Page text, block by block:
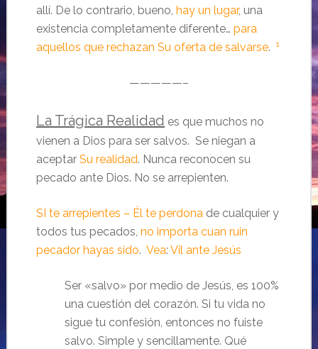
allí. De lo contrario, bueno, hay un lugar, una
existencia completamente diferente… para
aquellos que rechazan Su oferta de salvarse. 1
—————–
La Trágica Realidad es que muchos no
vienen a Dios para ser salvos. Se niegan a
aceptar Su realidad. Nunca reconocen su
pecado ante Dios. No se arrepienten.
SI te arrepientes – Él te perdonade cualquier y
todos tus pecados, no importa cuan ruin
pecador hayas sido. Vea: Vil ante Jesús
Ser «salvo» por medio de Jesús, es 100%
una cuestión del corazón. Si tu vida no
sigue tu confesión, entonces no fuiste
salvo. Simple y sencillamente. Qué